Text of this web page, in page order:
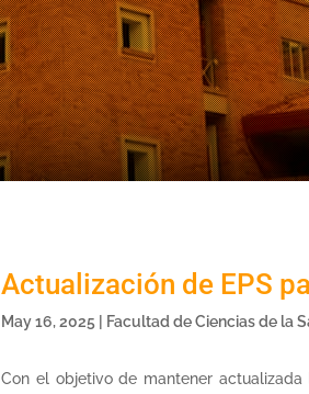
Actualización de EPS
May 16, 2025 Facultad de Ciencias de la
Con el objetivo de mantener